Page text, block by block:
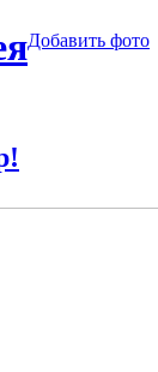
Добавить фото